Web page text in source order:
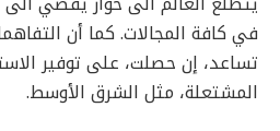
في كافة المجالات. كما أن
تساعد، إن حصلت، على توفير
المشتعلة، مثل الشرق الأوسط.